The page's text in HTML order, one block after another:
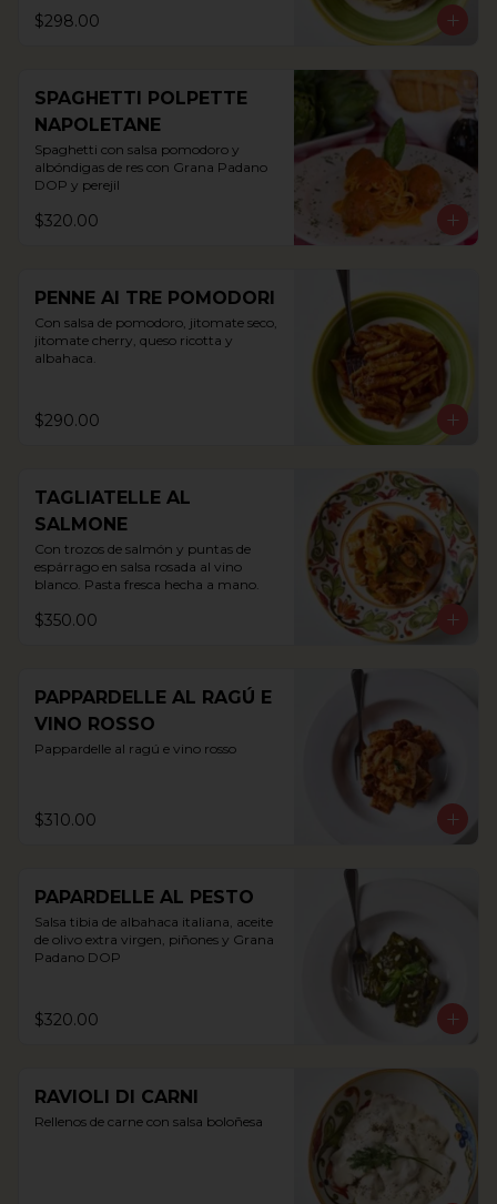
$298.00
SPAGHETTI POLPETTE
NAPOLETANE
Spaghetti con salsa pomodoro y
albóndigas de res con Grana Padano
DOP y perejil
$320.00
PENNE AI TRE POMODORI
Con salsa de pomodoro, jitomate seco,
jitomate cherry, queso ricotta y
albahaca.
$290.00
TAGLIATELLE AL
SALMONE
Con trozos de salmón y puntas de
espárrago en salsa rosada al vino
blanco. Pasta fresca hecha a mano.
$350.00
PAPPARDELLE AL RAGÚ E
VINO ROSSO
Pappardelle al ragú e vino rosso
$310.00
PAPARDELLE AL PESTO
Salsa tibia de albahaca italiana, aceite
de olivo extra virgen, piñones y Grana
Padano DOP
$320.00
RAVIOLI DI CARNI
Rellenos de carne con salsa boloñesa